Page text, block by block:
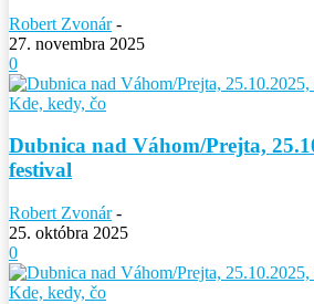
Robert Zvonár -
27. novembra 2025
0
Kde, kedy, čo
Dubnica nad Váhom/Prejta,
festival
Robert Zvonár -
25. októbra 2025
0
Kde, kedy, čo